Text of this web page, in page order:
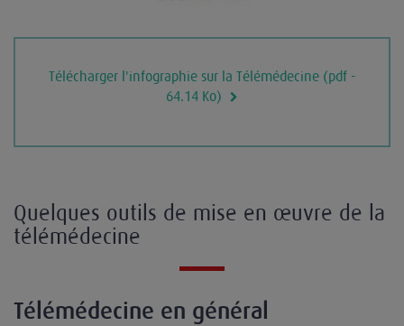
Télécharger l'infographie sur la Télémédecine (pdf -
64.14 Ko)
Quelques outils de mise en œuvre de la
télémédecine
Télémédecine en général